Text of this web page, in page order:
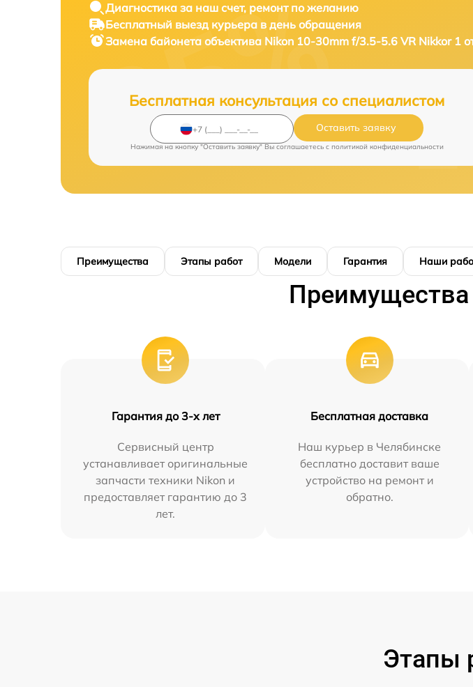
Диагностика за наш счет, ремонт по желанию
Бесплатный выезд курьера в день обращения
Замена байонета объектива Nikon 10-30mm f/3.5-5.6 VR Nikkor 1
Бесплатная консультация со специалистом
Оставить заявку
Нажимая на кнопку "Оставить заявку" Вы соглашаетесь c политикой конфиденциальности
Преимущества Этапы работ Модели Гарантия Наши
Преимущества
Гарантия до 3-х лет
Сервисный центр
устанавливает оригинальные
запчасти техники Nikon и
предоставляет гарантию до 3
лет.
Бесплатная доставка
Наш курьер в Челябинске
бесплатно доставит ваше
устройство на ремонт и
обратно.
Этапы